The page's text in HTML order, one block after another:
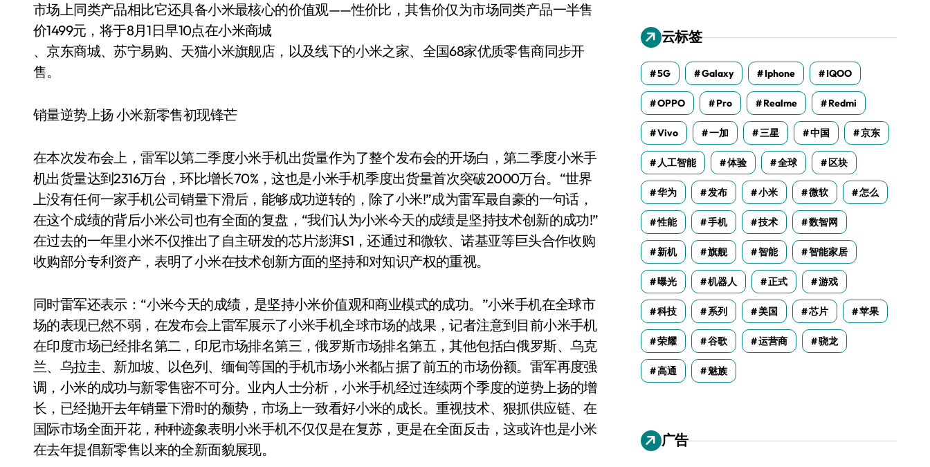
市场上同类产品相比它还具备小米最核心的价值观——性价比，其售价仅为市场同类产品一半售
价1499元，将于8月1日早10点在小米商城
、京东商城、苏宁易购、天猫小米旗舰店，以及线下的小米之家、全国68家优质零售商同步开
售。
销量逆势上扬 小米新零售初现锋芒
在本次发布会上，雷军以第二季度小米手机出货量作为了整个发布会的开场白，第二季度小米手
机出货量达到2316万台，环比增长70%，这也是小米手机季度出货量首次突破2000万台。“世界
上没有任何一家手机公司销量下滑后，能够成功逆转的，除了小米!”成为雷军最自豪的一句话，
在这个成绩的背后小米公司也有全面的复盘，“我们认为小米今天的成绩是坚持技术创新的成功!”
在过去的一年里小米不仅推出了自主研发的芯片澎湃S1，还通过和微软、诺基亚等巨头合作收购
收购部分专利资产，表明了小米在技术创新方面的坚持和对知识产权的重视。
同时雷军还表示：“小米今天的成绩，是坚持小米价值观和商业模式的成功。”小米手机在全球市
场的表现已然不弱，在发布会上雷军展示了小米手机全球市场的战果，记者注意到目前小米手机
在印度市场已经排名第二，印尼市场排名第三，俄罗斯市场排名第五，其他包括白俄罗斯、乌克
兰、乌拉圭、新加坡、以色列、缅甸等国的手机市场小米都占据了前五的市场份额。雷军再度强
调，小米的成功与新零售密不可分。业内人士分析，小米手机经过连续两个季度的逆势上扬的增
长，已经抛开去年销量下滑时的颓势，市场上一致看好小米的成长。重视技术、狠抓供应链、在
国际市场全面开花，种种迹象表明小米手机不仅仅是在复苏，更是在全面反击，这或许也是小米
在去年提倡新零售以来的全新面貌展现。
云标签
5G Galaxy Iphone IQOO
OPPO Pro Realme Redmi
Vivo 一加 三星 中国 京东
人工智能 体验 全球 区块
华为 发布 小米 微软 怎么
性能 手机 技术 数智网
新机 旗舰 智能 智能家居
曝光 机器人 正式 游戏
科技 系列 美国 芯片 苹果
荣耀 谷歌 运营商 骁龙
高通 魅族
广告